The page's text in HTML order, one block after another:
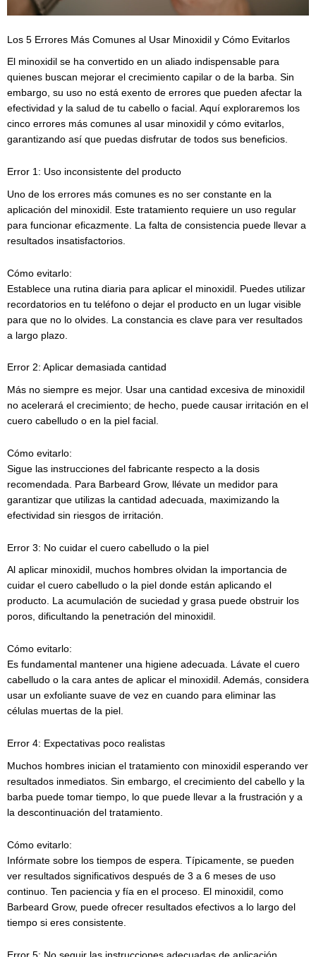
Los 5 Errores Más Comunes al Usar Minoxidil y Cómo Evitarlos
El minoxidil se ha convertido en un aliado indispensable para
quienes buscan mejorar el crecimiento capilar o de la barba. Sin
embargo, su uso no está exento de errores que pueden afectar la
efectividad y la salud de tu cabello o facial. Aquí exploraremos los
cinco errores más comunes al usar minoxidil y cómo evitarlos,
garantizando así que puedas disfrutar de todos sus beneficios.
Error 1: Uso inconsistente del producto
Uno de los errores más comunes es no ser constante en la
aplicación del minoxidil. Este tratamiento requiere un uso regular
para funcionar eficazmente. La falta de consistencia puede llevar a
resultados insatisfactorios.
Cómo evitarlo:
Establece una rutina diaria para aplicar el minoxidil. Puedes utilizar
recordatorios en tu teléfono o dejar el producto en un lugar visible
para que no lo olvides. La constancia es clave para ver resultados
a largo plazo.
Error 2: Aplicar demasiada cantidad
Más no siempre es mejor. Usar una cantidad excesiva de minoxidil
no acelerará el crecimiento; de hecho, puede causar irritación en el
cuero cabelludo o en la piel facial.
Cómo evitarlo:
Sigue las instrucciones del fabricante respecto a la dosis
recomendada. Para Barbeard Grow, llévate un medidor para
garantizar que utilizas la cantidad adecuada, maximizando la
efectividad sin riesgos de irritación.
Error 3: No cuidar el cuero cabelludo o la piel
Al aplicar minoxidil, muchos hombres olvidan la importancia de
cuidar el cuero cabelludo o la piel donde están aplicando el
producto. La acumulación de suciedad y grasa puede obstruir los
poros, dificultando la penetración del minoxidil.
Cómo evitarlo:
Es fundamental mantener una higiene adecuada. Lávate el cuero
cabelludo o la cara antes de aplicar el minoxidil. Además, considera
usar un exfoliante suave de vez en cuando para eliminar las
células muertas de la piel.
Error 4: Expectativas poco realistas
Muchos hombres inician el tratamiento con minoxidil esperando ver
resultados inmediatos. Sin embargo, el crecimiento del cabello y la
barba puede tomar tiempo, lo que puede llevar a la frustración y a
la descontinuación del tratamiento.
Cómo evitarlo:
Infórmate sobre los tiempos de espera. Típicamente, se pueden
ver resultados significativos después de 3 a 6 meses de uso
continuo. Ten paciencia y fía en el proceso. El minoxidil, como
Barbeard Grow, puede ofrecer resultados efectivos a lo largo del
tiempo si eres consistente.